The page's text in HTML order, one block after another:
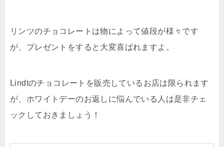
リンツのチョコレートは物によって値段が様々です
が、プレゼントをすると大変喜ばれますよ。
Lindtのチョコレートを販売しているお店は限られます
が、ホワイトデーのお返しに悩んでいる人は是非チェ
ックしておきましょう！